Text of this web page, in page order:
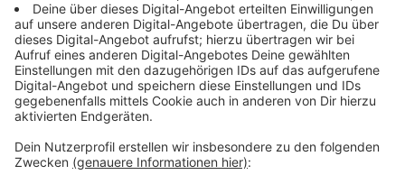
kam zu Verspätungen, etwa Teilweise gab es einen
Ersatzuverkehr mit Bussen. Erst um kurz vor 21 Uhr
wurden die Gleise - bis auf 1 und 2 - wieder
freigegeben.
Anzeige